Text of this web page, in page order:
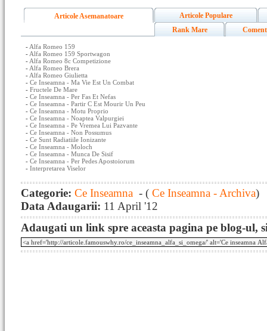
Articole Asemanatoare
Articole Populare
Rank Mare
- Alfa Romeo 159
- Alfa Romeo 159 Sportwagon
- Alfa Romeo 8c Competizione
- Alfa Romeo Brera
- Alfa Romeo Giulietta
- Ce Inseamna - Ma Vie Est Un Combat
- Fructele De Mare
- Ce Inseamna - Per Fas Et Nefas
- Ce Inseamna - Partir C Est Mourir Un Peu
- Ce Inseamna - Motu Proprio
- Ce Inseamna - Noaptea Valpurgiei
- Ce Inseamna - Pe Vremea Lui Pazvante
- Ce Inseamna - Non Possumus
- Ce Sunt Radiatiile Ionizante
- Ce Inseamna - Moloch
- Ce Inseamna - Munca De Sisif
- Ce Inseamna - Per Pedes Apostoiorum
- Interpretarea Viselor
Categorie: Ce Inseamna - ( Ce Inseamna - Archiva)
Data Adaugarii: 11 April '12
Adaugati un link spre aceasta pagina pe blog-ul,